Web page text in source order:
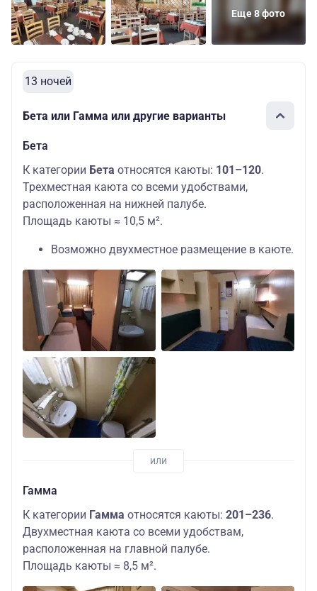
Еще 8 фото
13 ночей
Бета или Гамма или другие варианты
Бета
К категории Бета относятся каюты: 101–120.
Трехместная каюта со всеми удобствами,
расположенная на нижней палубе.
Площадь каюты ≈ 10,5 м².
Возможно двухместное размещение в каюте.
Гамма
К категории Гамма относятся каюты: 201–236.
Двухместная каюта со всеми удобствам,
расположенная на главной палубе.
Площадь каюты ≈ 8,5 м².